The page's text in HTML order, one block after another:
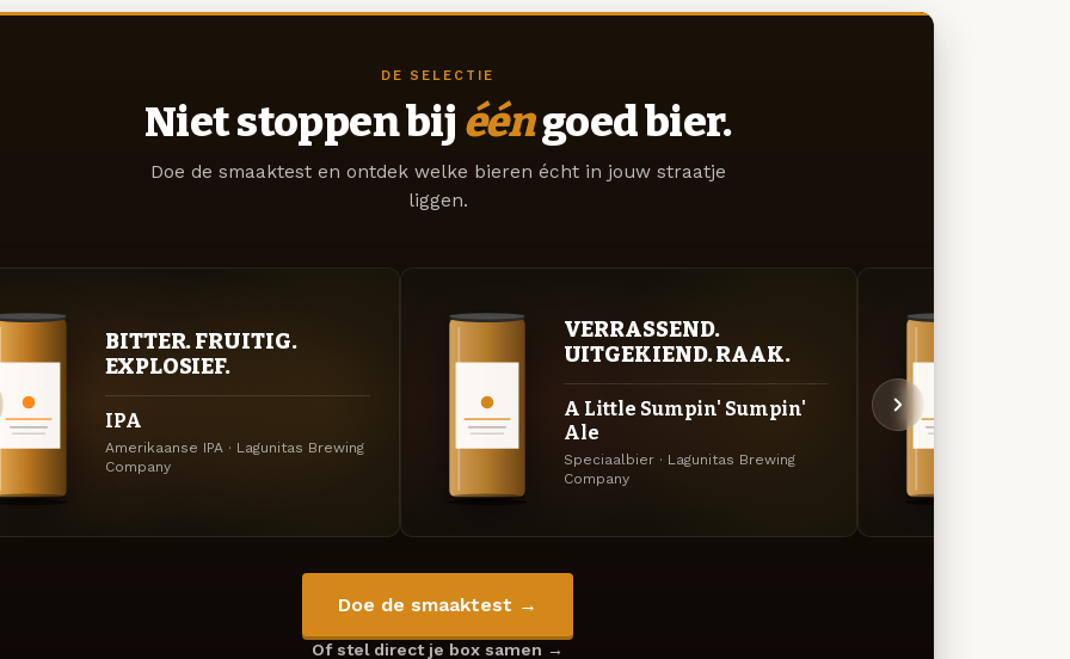
DE SELECTIE
Niet stoppen bij ééngoed bier.
Doe de smaaktest en ontdek welke bieren écht in jouw straatje
liggen.
BITTER. FRUITIG.
EXPLOSIEF.
IPA
Amerikaanse IPA · Lagunitas Brewing
Company
VERRASSEND.
UITGEKIEND. RAAK.
A Little Sumpin' Sumpin'
Ale
Speciaalbier · Lagunitas Brewing
Company
Doe de smaaktest →
Of stel direct je box samen →